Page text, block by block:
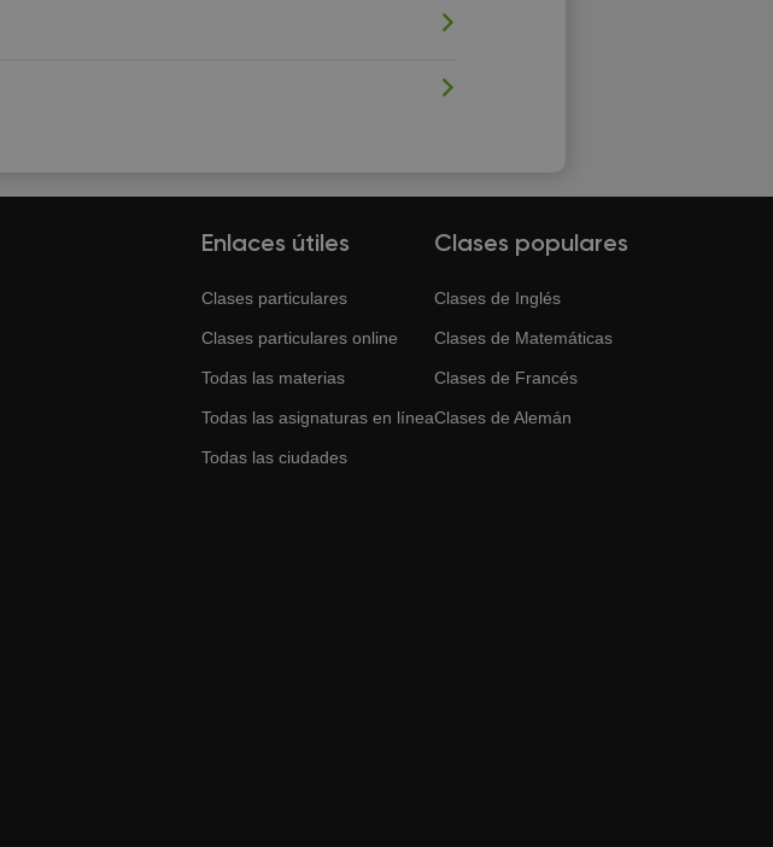
Enlaces útiles
Clases particulares
Clases particulares online
Todas las materias
Todas las asignaturas en línea
Todas las ciudades
Clases populares
Clases de Inglés
Clases de Matemáticas
Clases de Francés
Clases de Alemán